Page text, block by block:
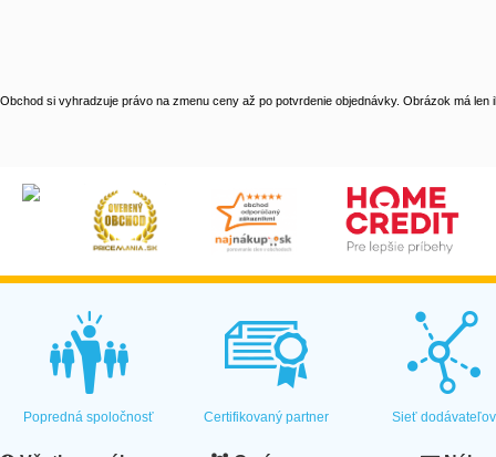
Obchod si vyhradzuje právo na zmenu ceny až po potvrdenie objednávky. Obrázok má len
Popredná spoločnosť Certifikovaný partner Sieť dodávateľov